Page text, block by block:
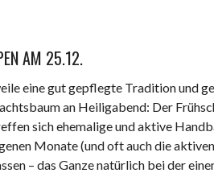
AM 25.12.
eine gut gepflegte Tradition und
an Heiligabend: Der
sich ehemalige und aktive
Monate (und oft auch die
– das Ganze natürlich bei der